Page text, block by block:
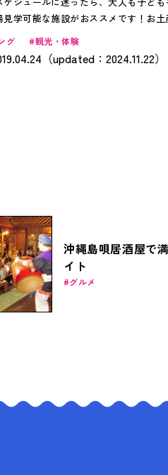
見学可能な施設がおススメです！お土
ている県内企業では、無料ガイド付き
内してくれて、作りたての美味しさを
力の一つ。さらに、出荷前の新鮮な
グ 観光・体験
（updated：2024.11.22）
沖縄島唄居酒屋で
イト
グルメ